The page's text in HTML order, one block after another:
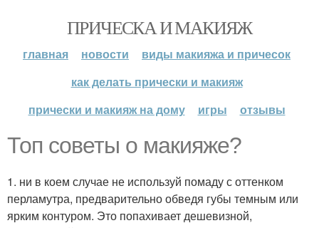
ПРИЧЕСКА И МАКИЯЖ
главная новости
виды макияжа и причесок
как делать прически и макияж
прически и макияж на дому
игры отзывы
Топ советы о макияже?
1. ни в коем случае не используй помаду с оттенком
перламутра, предварительно обведя губы темным или
ярким контуром. Это попахивает дешевизной,